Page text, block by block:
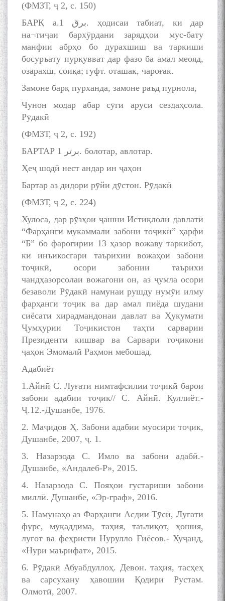
(ФМЗТ, ҷ 2, с. 150)
БАРҚ а.برق 1. ҳодисаи табиат, ки дар
на¬тиҷаи бархӯрдани зарядҳои мус-бату
манфии абрҳо бо дурахшиш ва таркиши
босуръату пурқувват дар фазо ба амал меояд,
озарахш, соиқа; гуфт. оташак, чароғак.
Замоне барқ пурханда, замоне раъд пурнола,
Чунон модар абар сӯги аруси сездаҳсола.
Рӯдакӣ
(ФМЗТ, ҷ 2, с. 192)
БАРТАР برتر 1. болотар, авлотар.
Ҳеҷ шодӣ нест андар ин ҷаҳон
Бартар аз дидори рӯйи дӯстон. Рӯдакӣ
(ФМЗТ, ҷ 2, с. 224)
Хулоса, дар рӯзҳои ҷашни Истиқлоли давлатӣ
“Фарҳанги мукаммали забони тоҷикӣ” ҳарфи
“Б” бо фарогирии 13 ҳазор вожаву таркибот,
ки инъикосгари таърихии вожаҳои забони
тоҷикӣ, осори забонии таърихи
чандҳазорсолаи вожагони он, аз ҷумла осори
безаволи Рӯдакӣ намунаи рушду нумӯи илму
фарҳанги тоҷик ва дар амал пиёда шудани
сиёсати хирадмандонаи давлат ва Ҳукумати
Ҷумҳурии Тоҷикистон таҳти сарварии
Президенти кишвар ва Сарвари тоҷикони
ҷаҳон Эмомалӣ Раҳмон мебошад.
Адабиёт
1.Айнӣ С. Луғати нимтафсилии тоҷикӣ барои
забони адабии тоҷик// С. Айнӣ. Куллиёт.-
Ҷ.12.-Душанбе, 1976.
2. Маҷидов Ҳ. Забони адабии муосири тоҷик,
Душанбе, 2007, ҷ. 1.
3. Назарзода С. Имло ва забони адабӣ.-
Душанбе, «Андалеб-Р», 2015.
4. Назарзода С. Пояҳои густариши забони
миллӣ. Душанбе, «Эр-граф», 2016.
5. Намунаҳо аз Фарҳанги Асдии Тӯсӣ, Луғати
фурс, муқаддима, таҳия, таълиқот, ҳошия,
луғот ва феҳристи Нурулло Ғиёсов.- Хуҷанд,
«Нури маърифат», 2015.
6. Рӯдакӣ Абуабдуллоҳ. Девон. таҳия, тасҳеҳ
ва сарсухану ҳавошии Қодири Рустам.
Олмотӣ, 2007.
БА МУНОСИБАТИ
БУЗУРГДОШТИ РӮЗИ РӮДАКӢ
Дар Академияи миллии
илмҳои Тоҷикистон бахшида
ба 100-солагии мунаққиду
адабиётшинос Соҳиб
Табаров ҳамоиши илмӣ-
назариявӣ баргузор гардид.
МАВЛОНО ҶАЛОЛИДДИНИ
МУТАФАККИР ВА ОРИФИ
ЗАБОНУ АДАБИ ТОҶИК
به عبارت دیگر: گفتگو با مومن
قناعت Mumin Qanoat